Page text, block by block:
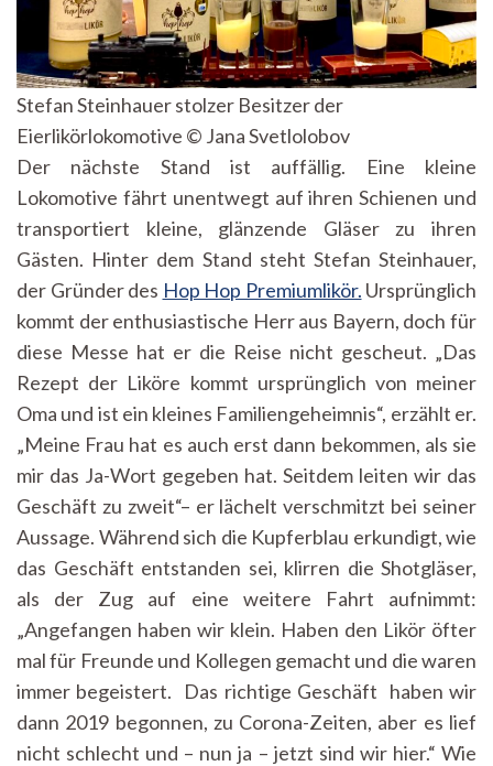
Stefan Steinhauer stolzer Besitzer der
Eierlikörlokomotive © Jana Svetlolobov
Der nächste Stand ist auffällig. Eine kleine
Lokomotive fährt unentwegt auf ihren Schienen und
transportiert kleine, glänzende Gläser zu ihren
Gästen. Hinter dem Stand steht Stefan Steinhauer,
der Gründer des Hop Hop Premiumlikör. Ursprünglich
kommt der enthusiastische Herr aus Bayern, doch für
diese Messe hat er die Reise nicht gescheut. „Das
Rezept der Liköre kommt ursprünglich von meiner
Oma und ist ein kleines Familiengeheimnis“, erzählt er.
„Meine Frau hat es auch erst dann bekommen, als sie
mir das Ja-Wort gegeben hat. Seitdem leiten wir das
Geschäft zu zweit“– er lächelt verschmitzt bei seiner
Aussage. Während sich die Kupferblau erkundigt, wie
das Geschäft entstanden sei, klirren die Shotgläser,
als der Zug auf eine weitere Fahrt aufnimmt:
„Angefangen haben wir klein. Haben den Likör öfter
mal für Freunde und Kollegen gemacht und die waren
immer begeistert. Das richtige Geschäft haben wir
dann 2019 begonnen, zu Corona-Zeiten, aber es lief
nicht schlecht und – nun ja – jetzt sind wir hier.“ Wie